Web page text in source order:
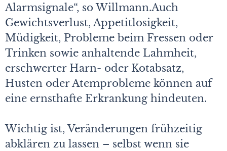
Alarmsignale“, so Willmann.Auch
Gewichtsverlust, Appetitlosigkeit,
Müdigkeit, Probleme beim Fressen oder
Trinken sowie anhaltende Lahmheit,
erschwerter Harn- oder Kotabsatz,
Husten oder Atemprobleme können auf
eine ernsthafte Erkrankung hindeuten.
Wichtig ist, Veränderungen frühzeitig
abklären zu lassen – selbst wenn sie